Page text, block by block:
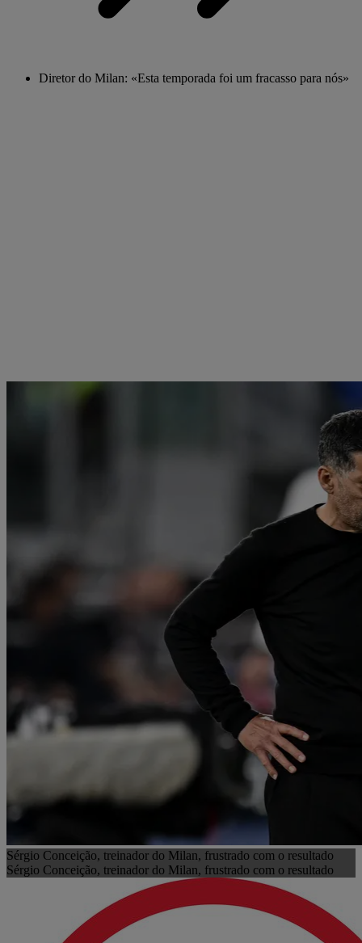
Diretor do Milan: «Esta temporada foi um fracasso para nós»
Sérgio Conceição, treinador do Milan, frustrado com o resultado
Sérgio Conceição, treinador do Milan, frustrado com o resultado